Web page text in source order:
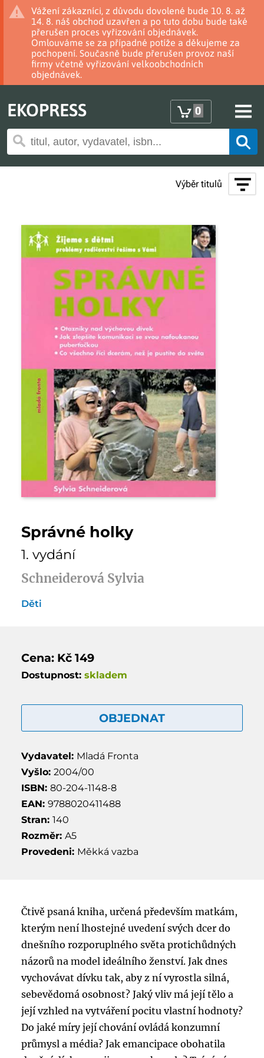
Vážení zákazníci, z důvodu dovolené bude 10. 8. až
14. 8. náš obchod uzavřen a po tuto dobu bude také
přerušen proces vyřizování objednávek.
Omlouváme se za případné potíže a děkujeme za
pochopení. Současně bude přerušen provoz naší
firmy včetně vyřizování velkoobchodních
objednávek.
EKOPRESS 0
Výběr titulů
Správné holky
1. vydání
Schneiderová Sylvia
Děti
Cena: Kč 149
Dostupnost: skladem
OBJEDNAT
Vydavatel: Mladá Fronta
Vyšlo: 2004/00
ISBN: 80-204-1148-8
EAN: 9788020411488
Stran: 140
Rozměr: A5
Provedeni: Měkká vazba
Čtivě psaná kniha, určená především matkám,
kterým není lhostejné uvedení svých dcer do
dnešního rozporuplného světa protichůdných
názorů na model ideálního ženství. Jak dnes
vychovávat dívku tak, aby z ní vyrostla silná,
sebevědomá osobnost? Jaký vliv má její tělo a
její vzhled na vytváření pocitu vlastní hodnoty?
Do jaké míry její chování ovládá konzumní
průmysl a média? Jak emancipace obohatila